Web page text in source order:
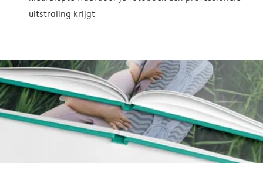
uitstraling krijgt